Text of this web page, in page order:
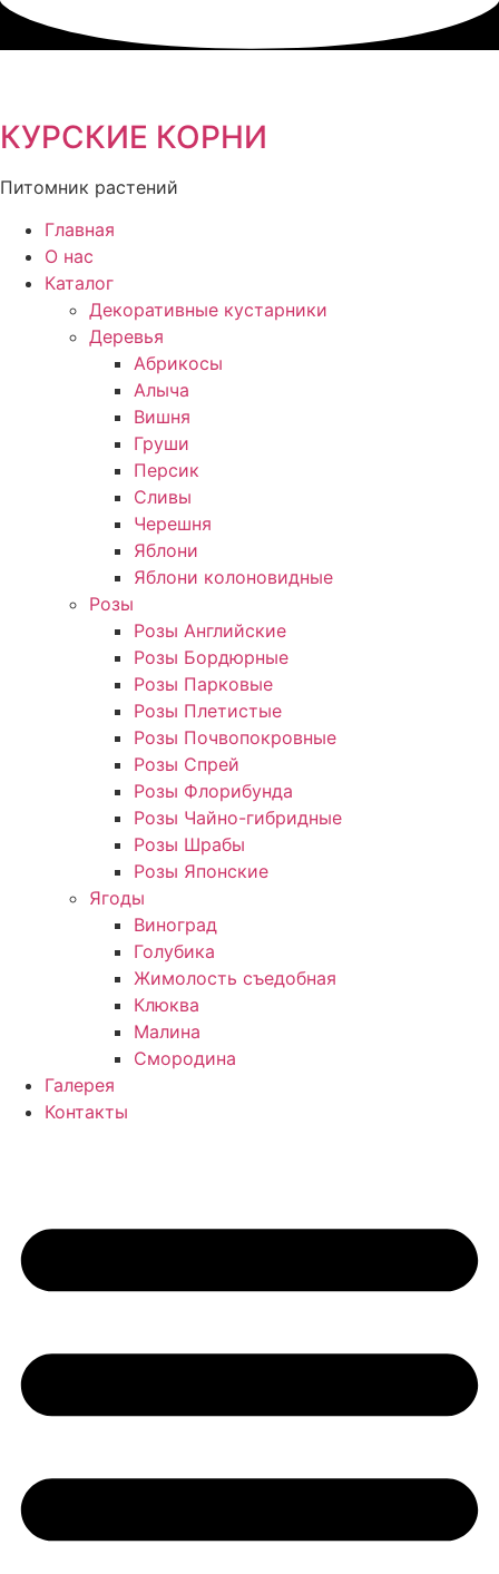
Перейти
КУРСКИЕ КОРНИ
Питомник растений
Главная
О нас
Каталог
Декоративные кустарники
Деревья
Абрикосы
Алыча
Вишня
Груши
Персик
Сливы
Черешня
Яблони
Яблони колоновидные
Розы
Розы Английские
Розы Бордюрные
Розы Парковые
Розы Плетистые
Розы Почвопокровные
Розы Спрей
Розы Флорибунда
Розы Чайно-гибридные
Розы Шрабы
Розы Японские
Ягоды
Виноград
Голубика
Жимолость съедобная
Клюква
Малина
Смородина
Галерея
Контакты